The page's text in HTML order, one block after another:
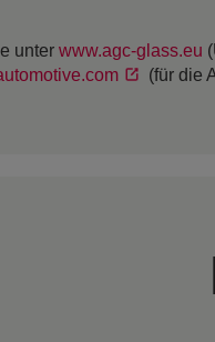
unter www.agc-glass.eu
(für die